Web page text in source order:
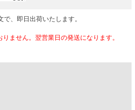
、即日出荷いたします。
ません。翌営業日の発送になります。